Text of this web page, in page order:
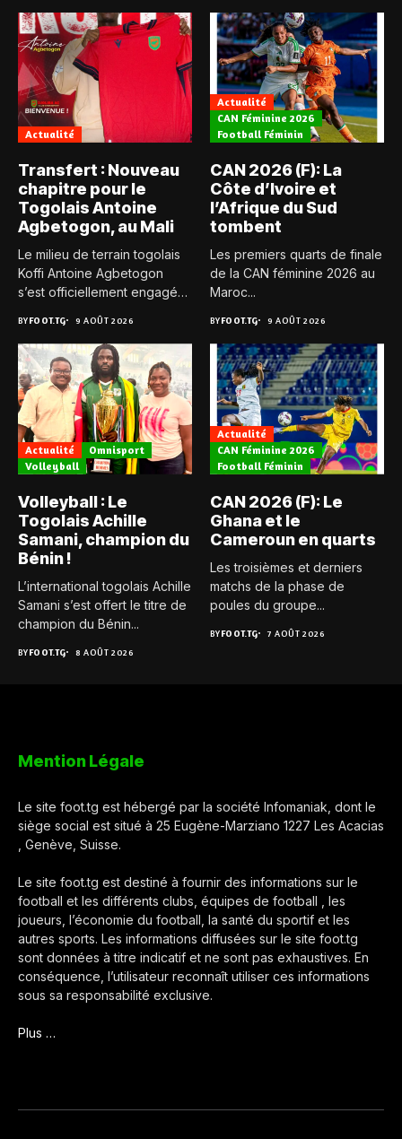
Actualité
Transfert : Nouveau
chapitre pour le
Togolais Antoine
Agbetogon, au Mali
Le milieu de terrain togolais
Koffi Antoine Agbetogon
s’est officiellement engagé
BYFOOT.TG 9 AOÛT 2026
Actualité
CAN Féminine 2026
Football Féminin
CAN 2026 (F): La
Côte d’Ivoire et
l’Afrique du Sud
tombent
Les premiers quarts de finale
de la CAN féminine 2026 au
Maroc...
BYFOOT.TG 9 AOÛT 2026
Actualité
Omnisport
Volleyball
Volleyball : Le
Togolais Achille
Samani, champion du
Bénin !
L’international togolais Achille
Samani s’est offert le titre de
champion du Bénin...
BYFOOT.TG 8 AOÛT 2026
Actualité
CAN Féminine 2026
Football Féminin
CAN 2026 (F): Le
Ghana et le
Cameroun en quarts
Les troisièmes et derniers
matchs de la phase de
poules du groupe...
BYFOOT.TG 7 AOÛT 2026
Mention Légale
Le site foot.tg est hébergé par la société Infomaniak, dont le
siège social est situé à 25 Eugène-Marziano 1227 Les Acacias
, Genève, Suisse.
Le site foot.tg est destiné à fournir des informations sur le
football et les différents clubs, équipes de football , les
joueurs, l’économie du football, la santé du sportif et les
autres sports. Les informations diffusées sur le site foot.tg
sont données à titre indicatif et ne sont pas exhaustives. En
conséquence, l’utilisateur reconnaît utiliser ces informations
sous sa responsabilité exclusive.
Plus …